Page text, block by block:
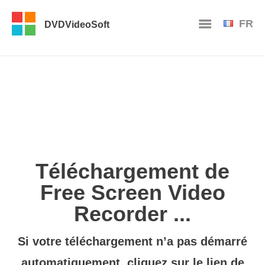
DVDVideoSoft FR
Téléchargement de
Free Screen Video
Recorder ...
Si votre téléchargement n’a pas démarré
automatiquement, cliquez sur le lien de